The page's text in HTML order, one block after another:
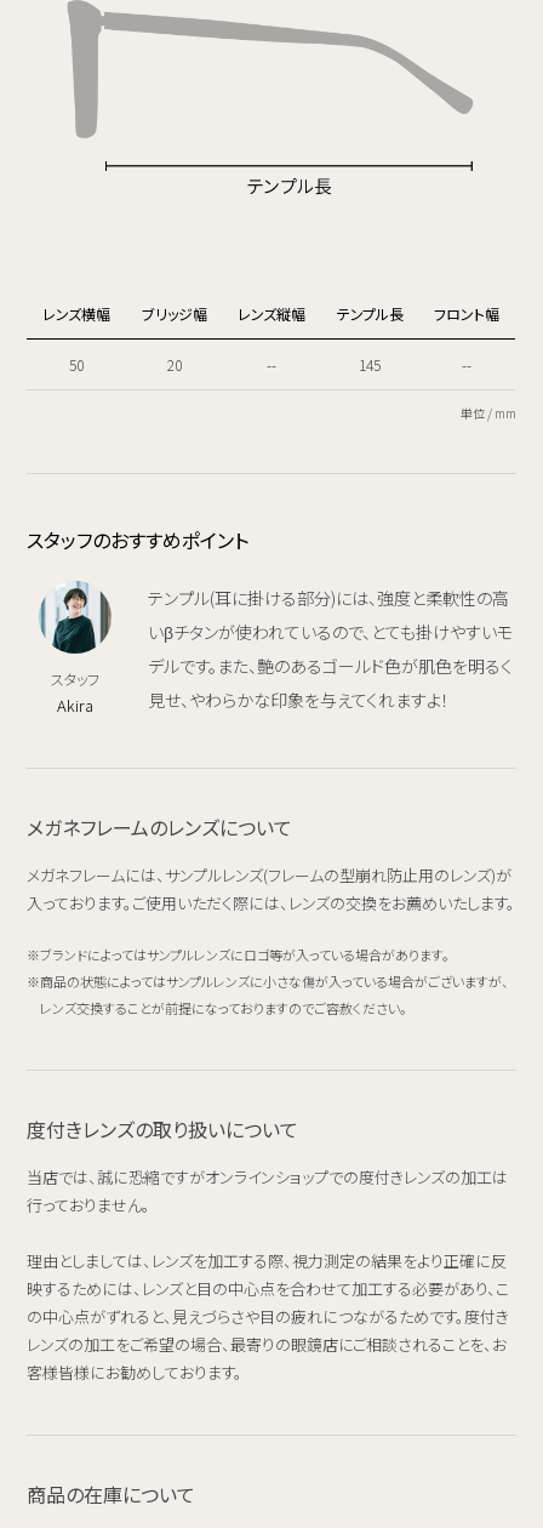
レンズ横幅 ブリッジ幅 レンズ縦幅 テンプル長 フロント幅
50 20 -- 145 --
単位 / mm
スタッフのおすすめポイント
スタッフ
Akira
テンプル(耳に掛ける部分)には、強度と柔軟性の高
いβチタンが使われているので、とても掛けやすいモ
デルです。また、艶のあるゴールド色が肌色を明るく
見せ、やわらかな印象を与えてくれますよ！
メガネフレームのレンズについて
メガネフレームには、サンプルレンズ(フレームの型崩れ防止用のレンズ)が
入っております。ご使用いただく際には、レンズの交換をお薦めいたします。
ブランドによってはサンプルレンズにロゴ等が入っている場合があります。
商品の状態によってはサンプルレンズに小さな傷が入っている場合がございますが、
レンズ交換することが前提になっておりますのでご容赦ください。
度付きレンズの取り扱いについて
当店では、誠に恐縮ですがオンラインショップでの度付きレンズの加工は
行っておりません。
理由としましては、レンズを加工する際、視力測定の結果をより正確に反
映するためには、レンズと目の中心点を合わせて加工する必要があり、こ
の中心点がずれると、見えづらさや目の疲れにつながるためです。度付き
レンズの加工をご希望の場合、最寄りの眼鏡店にご相談されることを、お
客様皆様にお勧めしております。
商品の在庫について